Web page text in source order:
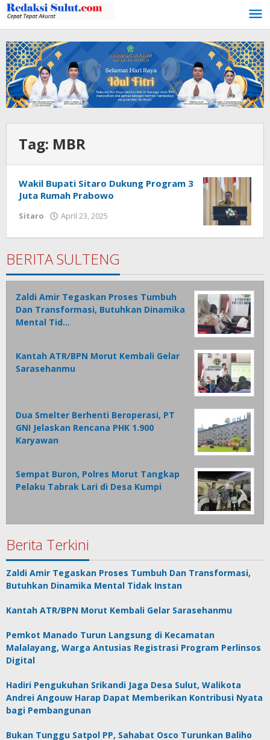
Lewati
ke
konten
Tag: MBR
Wakil Bupati Sitaro Dukung Program 3
Juta Rumah Prabowo
Sitaro April 23, 2025
Gahagho
BERITA SULTENG
Zaldi Amir Tegaskan Proses Tumbuh
Dan Transformasi, Butuhkan Dinamika
Mental Tid…
Kantah ATR/BPN Morut Kembali Gelar
Sarasehanmu
Dua Smelter Berhenti Beroperasi, PT
GNI Jelaskan Rencana PHK 1.900
Karyawan
Sempat Buron, Polres Morut Tangkap
Pelaku Tabrak Lari di Desa Kumpi
Berita Terkini
Zaldi Amir Tegaskan Proses Tumbuh Dan Transformasi,
Butuhkan Dinamika Mental Tidak Instan
Kantah ATR/BPN Morut Kembali Gelar Sarasehanmu
Pemkot Manado Turun Langsung di Kecamatan
Malalayang, Warga Antusias Registrasi Program Perlinsos
Digital
Hadiri Pengukuhan Srikandi Jaga Desa Sulut, Walikota
Andrei Angouw Harap Dapat Memberikan Kontribusi Nyata
bagi Pembangunan
Bukan Tunggu Satpol PP, Sahabat Osco Turunkan Baliho